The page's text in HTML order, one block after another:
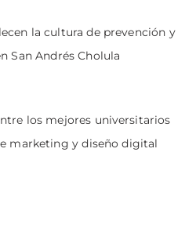
la cultura de prevención y
San Andrés Cholula
los mejores universitarios
marketing y diseño digital